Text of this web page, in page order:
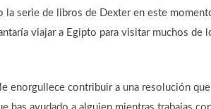
la serie de libros de Dexter en este
viajar a Egipto para visitar muchos
enorgullece contribuir a una resolución